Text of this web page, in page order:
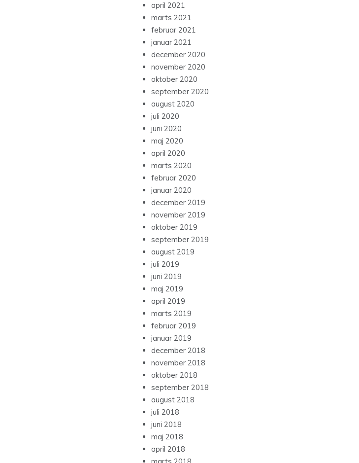
april 2021
marts 2021
februar 2021
januar 2021
december 2020
november 2020
oktober 2020
september 2020
august 2020
juli 2020
juni 2020
maj 2020
april 2020
marts 2020
februar 2020
januar 2020
december 2019
november 2019
oktober 2019
september 2019
august 2019
juli 2019
juni 2019
maj 2019
april 2019
marts 2019
februar 2019
januar 2019
december 2018
november 2018
oktober 2018
september 2018
august 2018
juli 2018
juni 2018
maj 2018
april 2018